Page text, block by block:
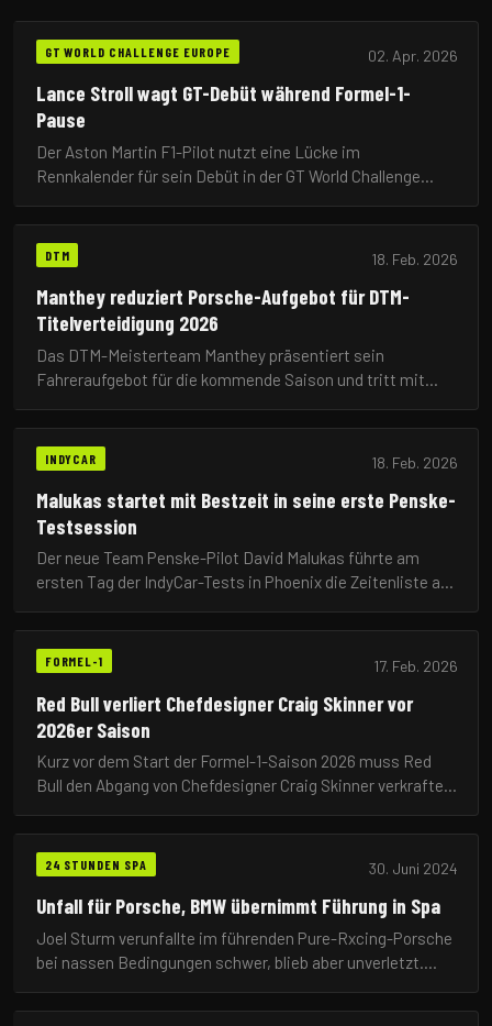
GT WORLD CHALLENGE EUROPE 02. Apr. 2026
Lance Stroll wagt GT-Debüt während Formel-1-
Pause
Der Aston Martin F1-Pilot nutzt eine Lücke im
Rennkalender für sein Debüt in der GT World Challenge
DTM 18. Feb. 2026
Manthey reduziert Porsche-Aufgebot für DTM-
Titelverteidigung 2026
Das DTM-Meisterteam Manthey präsentiert sein
Fahreraufgebot für die kommende Saison und tritt mit
INDYCAR 18. Feb. 2026
Malukas startet mit Bestzeit in seine erste Penske-
Testsession
Der neue Team Penske-Pilot David Malukas führte am
ersten Tag der IndyCar-Tests in Phoenix die Zeitenliste an.
FORMEL-1 17. Feb. 2026
Red Bull verliert Chefdesigner Craig Skinner vor
2026er Saison
Kurz vor dem Start der Formel-1-Saison 2026 muss Red
Bull den Abgang von Chefdesigner Craig Skinner verkraften.
Dominanz-Jahre beteiligt.
24 STUNDEN SPA 30. Juni 2024
Unfall für Porsche, BMW übernimmt Führung in Spa
Joel Sturm verunfallte im führenden Pure-Rxcing-Porsche
bei nassen Bedingungen schwer, blieb aber unverletzt.
Rückschläge hinnehmen musste.